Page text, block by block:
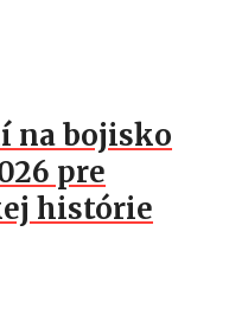
na bojisko
pre
histórie